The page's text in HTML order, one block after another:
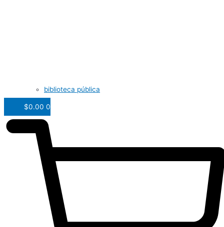
biblioteca pública
$0.00 0